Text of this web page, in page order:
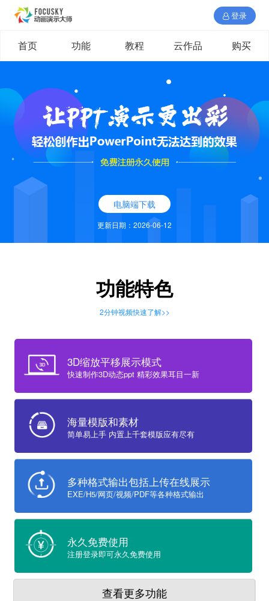
登录
首页 功能 教程 云作品 购买
电脑端下载
更新日期：2026-06-12
功能特色
2分钟视频快速了解>>
3D缩放平移展示模式
快速制作3D动态ppt 精彩效果耳目一新
海量模版和素材
简单易上手 内置上千套模版应有尽有
多种格式输出包括上传在线展示
EXE/H5/网页/视频/PDF等各种格式输出
永久免费使用
注册登录即可永久免费使用
查看更多功能